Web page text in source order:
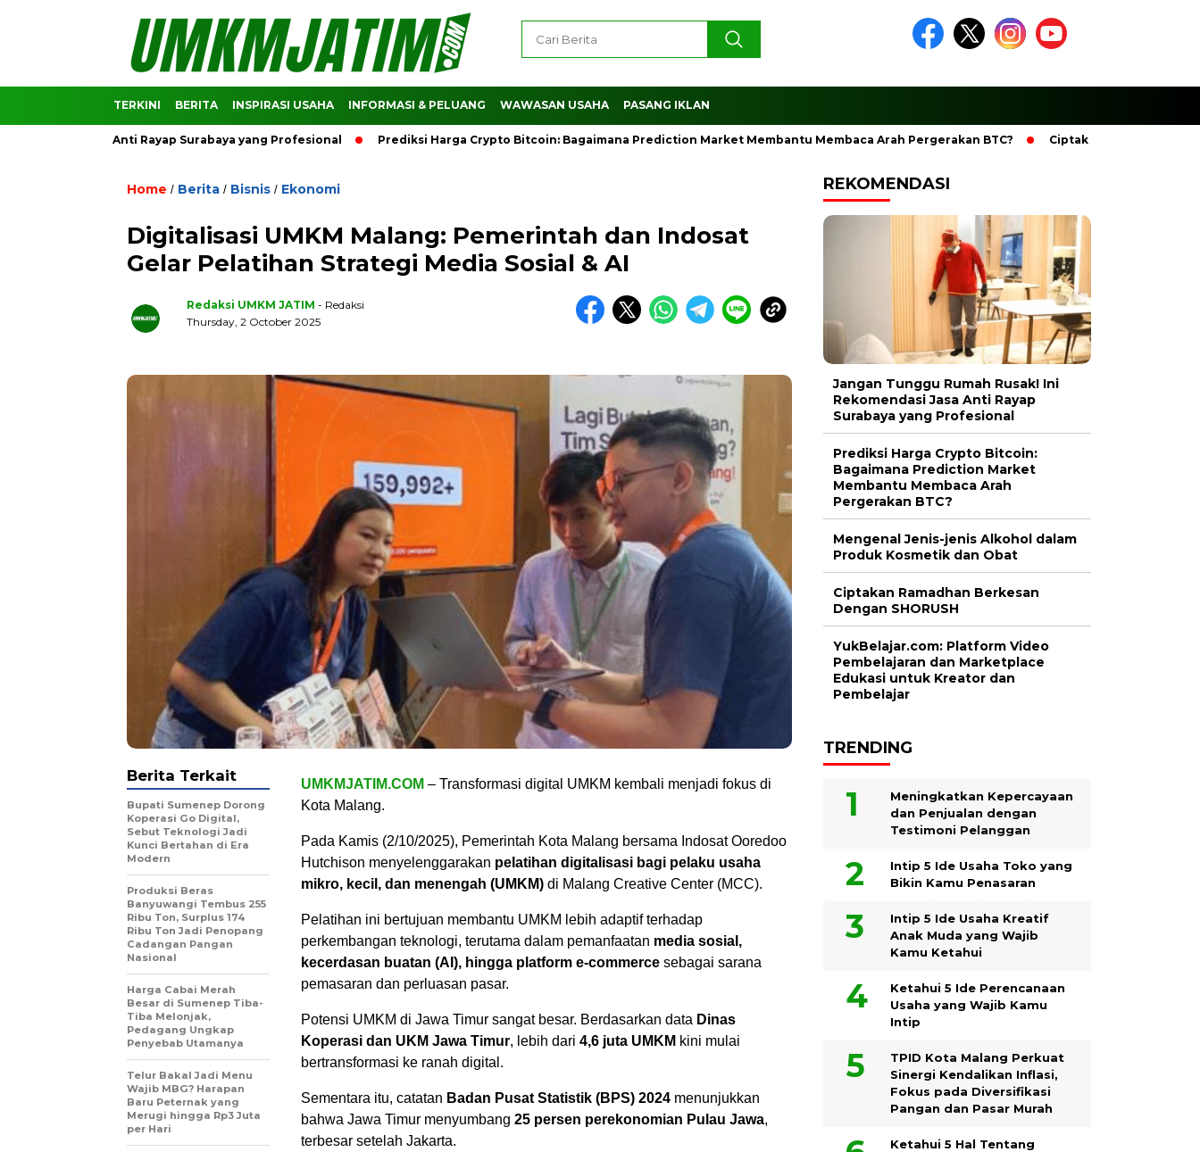
TERKINI BERITA INSPIRASI USAHA INFORMASI & PELUANG WAWASAN USAHA PASANG IKLAN
Jasa Anti Rayap Surabaya yang Profesional Prediksi Harga Crypto Bitcoin: Bagaimana Prediction Market Membantu Membaca Arah Pergerakan BTC? Ciptakan Ramadhan Berkesan
Home / Berita / Bisnis / Ekonomi
Digitalisasi UMKM Malang: Pemerintah dan Indosat
Gelar Pelatihan Strategi Media Sosial & AI
Redaksi UMKM JATIM - Redaksi
Thursday, 2 October 2025
UMKMJATIM.COM – Transformasi digital UMKM kembali menjadi fokus di
Kota Malang.
Pada Kamis (2/10/2025), Pemerintah Kota Malang bersama Indosat Ooredoo
Hutchison menyelenggarakan pelatihan digitalisasi bagi pelaku usaha
mikro, kecil, dan menengah (UMKM) di Malang Creative Center (MCC).
Pelatihan ini bertujuan membantu UMKM lebih adaptif terhadap
perkembangan teknologi, terutama dalam pemanfaatan media sosial,
kecerdasan buatan (AI), hingga platform e-commerce sebagai sarana
pemasaran dan perluasan pasar.
Potensi UMKM di Jawa Timur sangat besar. Berdasarkan data Dinas
Koperasi dan UKM Jawa Timur, lebih dari 4,6 juta UMKM kini mulai
bertransformasi ke ranah digital.
Sementara itu, catatan Badan Pusat Statistik (BPS) 2024 menunjukkan
bahwa Jawa Timur menyumbang 25 persen perekonomian Pulau Jawa,
terbesar setelah Jakarta.
Berita Terkait
Bupati Sumenep Dorong
Koperasi Go Digital,
Sebut Teknologi Jadi
Kunci Bertahan di Era
Modern
Produksi Beras
Banyuwangi Tembus 255
Ribu Ton, Surplus 174
Ribu Ton Jadi Penopang
Cadangan Pangan
Nasional
Harga Cabai Merah
Besar di Sumenep Tiba-
Tiba Melonjak,
Pedagang Ungkap
Penyebab Utamanya
Telur Bakal Jadi Menu
Wajib MBG? Harapan
Baru Peternak yang
Merugi hingga Rp3 Juta
per Hari
REKOMENDASI
Jangan Tunggu Rumah Rusak! Ini
Rekomendasi Jasa Anti Rayap
Surabaya yang Profesional
Prediksi Harga Crypto Bitcoin:
Bagaimana Prediction Market
Membantu Membaca Arah
Pergerakan BTC?
Mengenal Jenis-jenis Alkohol dalam
Produk Kosmetik dan Obat
Ciptakan Ramadhan Berkesan
Dengan SHORUSH
YukBelajar.com: Platform Video
Pembelajaran dan Marketplace
Edukasi untuk Kreator dan
Pembelajar
TRENDING
Meningkatkan Kepercayaan
dan Penjualan dengan
Testimoni Pelanggan
Intip 5 Ide Usaha Toko yang
Bikin Kamu Penasaran
Intip 5 Ide Usaha Kreatif
Anak Muda yang Wajib
Kamu Ketahui
Ketahui 5 Ide Perencanaan
Usaha yang Wajib Kamu
Intip
TPID Kota Malang Perkuat
Sinergi Kendalikan Inflasi,
Fokus pada Diversifikasi
Pangan dan Pasar Murah
Ketahui 5 Hal Tentang